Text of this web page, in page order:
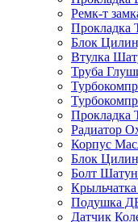
Ремк-т
Прокладка
Блок
Втулка
Труба
Прокладка
Радиатор
Корпус
Блок
Болт
Подушка
Датчик